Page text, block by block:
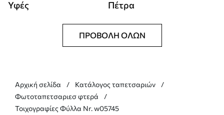
Υφές Πέτρα
ΠΡΟΒΟΛΉ ΌΛΩΝ
Αρχική σελίδα
Κατάλογος ταπετσαριών
Φωτοταπετσαριεσ φτερά
Τοιχογραφίες Φύλλα Nr. w05745